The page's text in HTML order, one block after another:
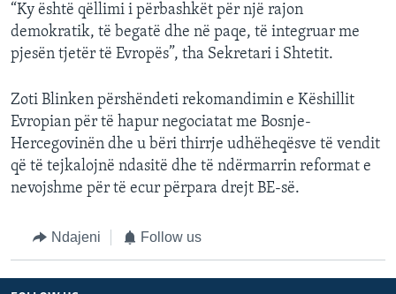
“Ky është qëllimi i përbashkët për një rajon
demokratik, të begatë dhe në paqe, të integruar me
pjesën tjetër të Evropës”, tha Sekretari i Shtetit.
Zoti Blinken përshëndeti rekomandimin e Këshillit
Evropian për të hapur negociatat me Bosnje-
Hercegovinën dhe u bëri thirrje udhëheqësve të vendit
që të tejkalojnë ndasitë dhe të ndërmarrin reformat e
nevojshme për të ecur përpara drejt BE-së.
Ndajeni Follow us